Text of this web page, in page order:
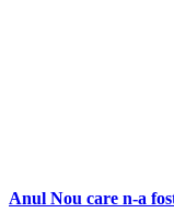
Anul Nou care n-a